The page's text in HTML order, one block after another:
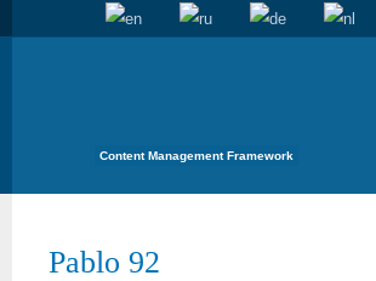
Content Management Framework
Pablo 92